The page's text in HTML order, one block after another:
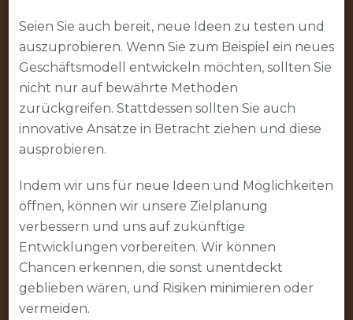
Seien Sie auch bereit, neue Ideen zu testen und
auszuprobieren. Wenn Sie zum Beispiel ein neues
Geschäftsmodell entwickeln möchten, sollten Sie
nicht nur auf bewährte Methoden
zurückgreifen. Stattdessen sollten Sie auch
innovative Ansätze in Betracht ziehen und diese
ausprobieren.
Indem wir uns für neue Ideen und Möglichkeiten
öffnen, können wir unsere Zielplanung
verbessern und uns auf zukünftige
Entwicklungen vorbereiten. Wir können
Chancen erkennen, die sonst unentdeckt
geblieben wären, und Risiken minimieren oder
vermeiden.